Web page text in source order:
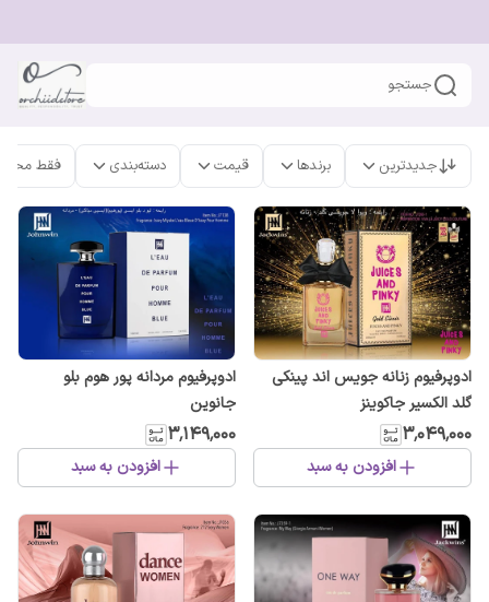
جستجو
جدیدترین برندها قیمت دسته‌بندی فقط
ادوپرفیوم زنانه جویس اند پینکی
گلد الکسیر جاکوینز
۳٬۰۴۹٬۰۰۰
افزودن به سبد
ادوپرفیوم مردانه پور هوم بلو
جانوین
۳٬۱۴۹٬۰۰۰
افزودن به سبد